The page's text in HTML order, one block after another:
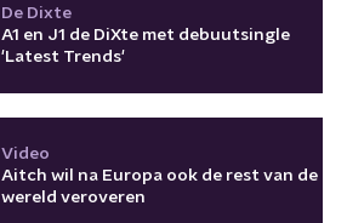
De Dixte
A1 en J1 de DiXte met debuutsingle
'Latest Trends'
Video
Aitch wil na Europa ook de rest van de
wereld veroveren